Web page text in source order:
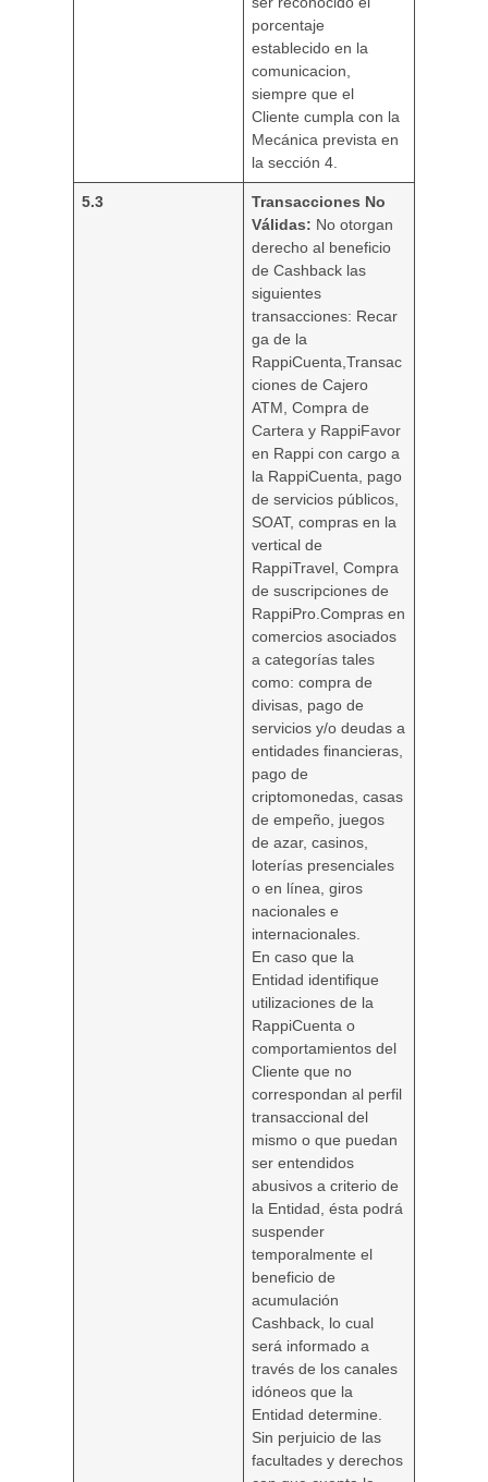
porcentaje
establecido en la
comunicacion,
siempre que el
Cliente cumpla con la
Mecánica prevista en
la sección 4.
5.3
Transacciones No
Válidas: No otorgan
derecho al beneficio
de Cashback las
siguientes
transacciones: Recar
ga de la
RappiCuenta,Transac
ciones de Cajero
ATM, Compra de
Cartera y RappiFavor
en Rappi con cargo a
la RappiCuenta, pago
de servicios públicos,
SOAT, compras en la
vertical de
RappiTravel, Compra
de suscripciones de
RappiPro.Compras en
comercios asociados
a categorías tales
como: compra de
divisas, pago de
servicios y/o deudas a
entidades financieras,
pago de
criptomonedas, casas
de empeño, juegos
de azar, casinos,
loterías presenciales
o en línea, giros
nacionales e
internacionales.
En caso que la
Entidad identifique
utilizaciones de la
RappiCuenta o
comportamientos del
Cliente que no
correspondan al perfil
transaccional del
mismo o que puedan
ser entendidos
abusivos a criterio de
la Entidad, ésta podrá
suspender
temporalmente el
beneficio de
acumulación
Cashback, lo cual
será informado a
través de los canales
idóneos que la
Entidad determine.
Sin perjuicio de las
facultades y derechos